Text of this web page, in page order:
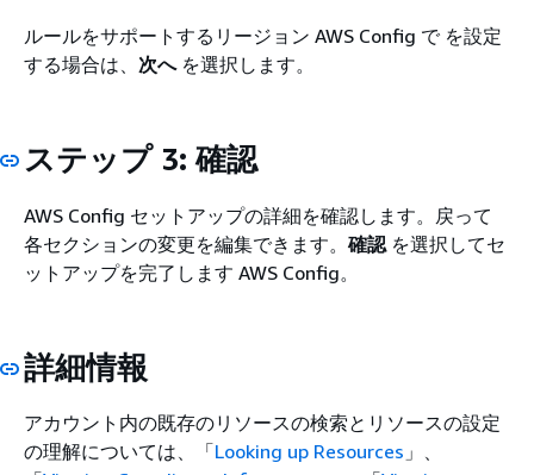
ルールをサポートするリージョン AWS Config で を設定
する場合は、 次へを選択します。
ステップ 3: 確認
AWS Config セットアップの詳細を確認します。戻って
各セクションの変更を編集できます。 確認 を選択してセ
ットアップを完了します AWS Config。
詳細情報
アカウント内の既存のリソースの検索とリソースの設定
の理解については、「Looking up Resources 」、